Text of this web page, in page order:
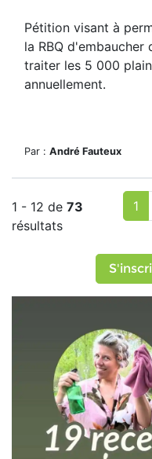
Pétition visant à
la RBQ
traiter les 5 000
annuellement.
Par : André Fauteux
1 - 12 de 73
résultats
1